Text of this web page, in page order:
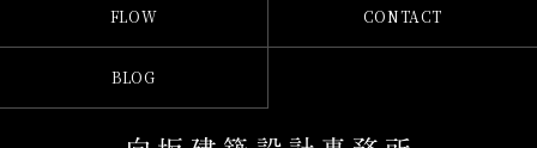
FLOW CONTACT
BLOG